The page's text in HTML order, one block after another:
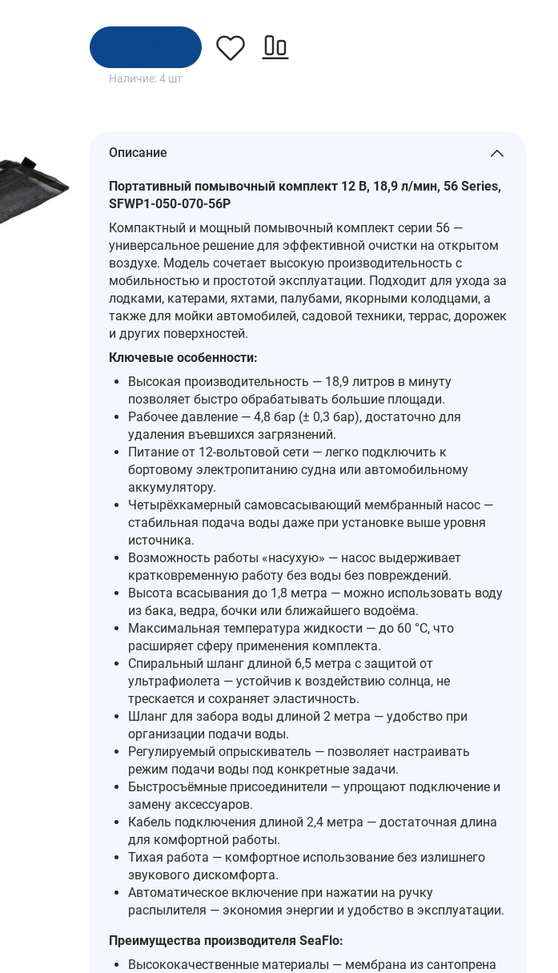
Наличие:4 шт
Описание
Портативный помывочный комплект 12 В, 18,9 л/мин, 56 Series,
SFWP1-050-070-56P
Компактный и мощный помывочный комплект серии 56 —
универсальное решение для эффективной очистки на открытом
воздухе. Модель сочетает высокую производительность с
мобильностью и простотой эксплуатации. Подходит для ухода за
лодками, катерами, яхтами, палубами, якорными колодцами, а
также для мойки автомобилей, садовой техники, террас, дорожек
и других поверхностей.
Ключевые особенности:
Высокая производительность — 18,9 литров в минуту
позволяет быстро обрабатывать большие площади.
Рабочее давление — 4,8 бар (± 0,3 бар), достаточно для
удаления въевшихся загрязнений.
Питание от 12‑вольтовой сети — легко подключить к
бортовому электропитанию судна или автомобильному
аккумулятору.
Четырёхкамерный самовсасывающий мембранный насос —
стабильная подача воды даже при установке выше уровня
источника.
Возможность работы «насухую» — насос выдерживает
кратковременную работу без воды без повреждений.
Высота всасывания до 1,8 метра — можно использовать воду
из бака, ведра, бочки или ближайшего водоёма.
Максимальная температура жидкости — до 60 °C, что
расширяет сферу применения комплекта.
Спиральный шланг длиной 6,5 метра с защитой от
ультрафиолета — устойчив к воздействию солнца, не
трескается и сохраняет эластичность.
Шланг для забора воды длиной 2 метра — удобство при
организации подачи воды.
Регулируемый опрыскиватель — позволяет настраивать
режим подачи воды под конкретные задачи.
Быстросъёмные присоединители — упрощают подключение и
замену аксессуаров.
Кабель подключения длиной 2,4 метра — достаточная длина
для комфортной работы.
Тихая работа — комфортное использование без излишнего
звукового дискомфорта.
Автоматическое включение при нажатии на ручку
распылителя — экономия энергии и удобство в эксплуатации.
Преимущества производителя SeaFlo:
Высококачественные материалы — мембрана из сантопрена